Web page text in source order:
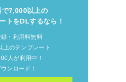
で7,000以上の
トをDLするなら！
・利用料無料
上のテンプレート
人が利用中！
ンロード！